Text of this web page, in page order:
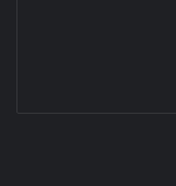
force, pour que
usagers de la